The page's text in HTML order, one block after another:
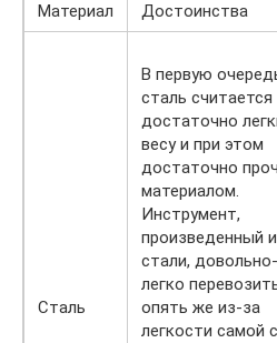
Материал Достоинства
Сталь
В первую
сталь считается
достаточно
весу и при этом
достаточно
материалом.
Инструмент,
произведенный
стали,
легко
опять же из-за
легкости самой